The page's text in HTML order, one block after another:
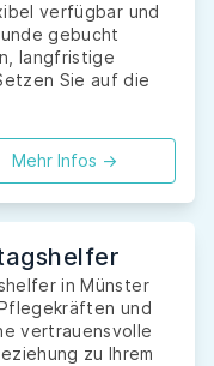
verfügbar und
gebucht
langfristige
Sie auf die
Mehr Infos ->
in Münster
und
vertrauensvolle
zu Ihrem